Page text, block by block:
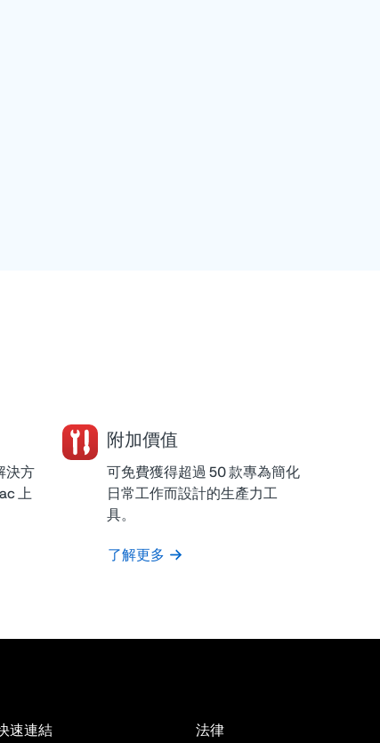
決方
上
附加價值
可免費獲得超過 50 款專為簡化
日常工作而設計的生產力工
具。
了解更多
速連結 法律